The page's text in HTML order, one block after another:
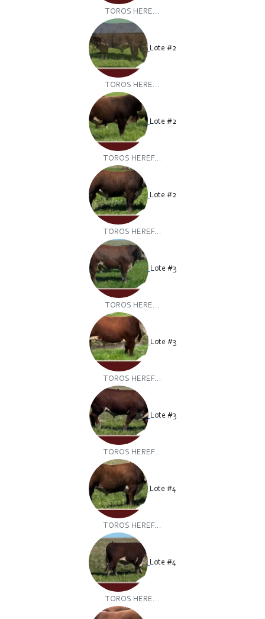
TOROS HERE...
Lote #2
TOROS HERE...
Lote #2
TOROS HEREF...
Lote #2
TOROS HEREF...
Lote #3
TOROS HERE...
Lote #3
TOROS HEREF...
Lote #3
TOROS HEREF...
Lote #4
TOROS HEREF...
Lote #4
TOROS HERE...